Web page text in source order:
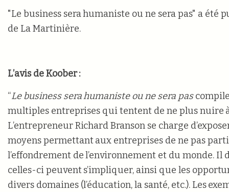
"Le business sera humaniste ou ne sera pas" a été
de La Martinière.
L’avis de Koober :
“Le business sera humaniste ou ne sera pas
multiples entreprises qui tentent de ne plus nuire
L’entrepreneur Richard Branson se charge
moyens permettant aux entreprises de ne pas
l’effondrement de l’environnement et du monde. Il
celles-ci peuvent s’impliquer, ainsi que les
divers domaines (l’éducation, la santé, etc.). Les